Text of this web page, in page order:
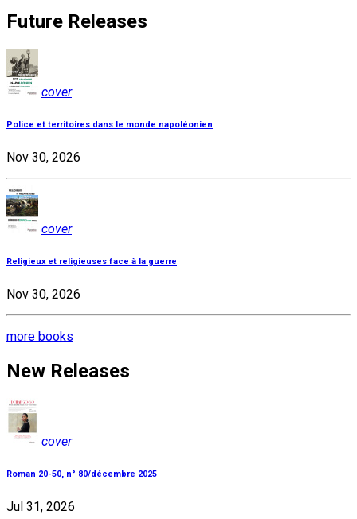
Future Releases
cover
Police et territoires dans le monde napoléonien
Nov 30, 2026
cover
Religieux et religieuses face à la guerre
Nov 30, 2026
more books
New Releases
cover
Roman 20-50, n° 80/décembre 2025
Jul 31, 2026